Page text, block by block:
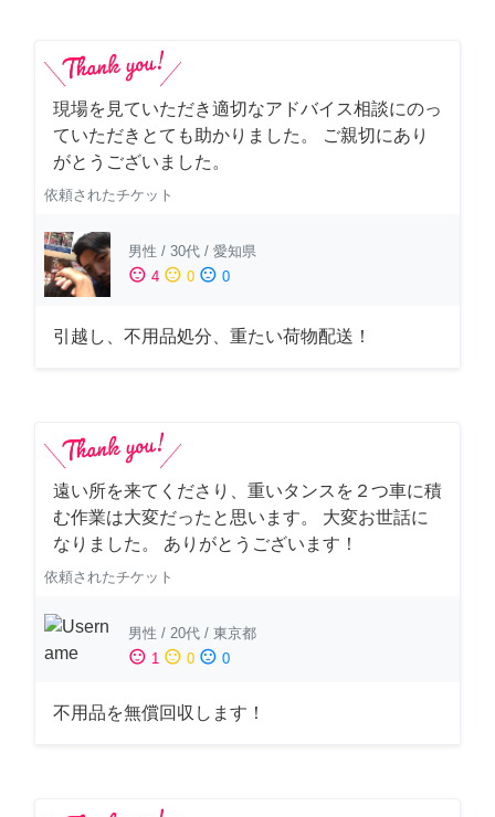
現場を見ていただき適切なアドバイス相談にのっ
ていただきとても助かりました。 ご親切にあり
がとうございました。
依頼されたチケット
男性 / 30代 / 愛知県
sentiment_satisfied 4 sentiment_neutral 0 sentiment_dissatisfied 0
引越し、不用品処分、重たい荷物配送！
遠い所を来てくださり、重いタンスを２つ車に積
む作業は大変だったと思います。 大変お世話に
なりました。 ありがとうございます！
依頼されたチケット
男性 / 20代 / 東京都
sentiment_satisfied 1 sentiment_neutral 0 sentiment_dissatisfied 0
不用品を無償回収します！